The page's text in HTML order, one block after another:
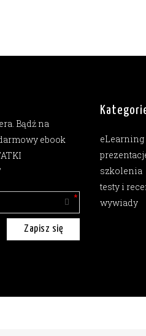
Bądź na
ebook
Zapisz się
eLearning
szkolenia
testy i
wywiady